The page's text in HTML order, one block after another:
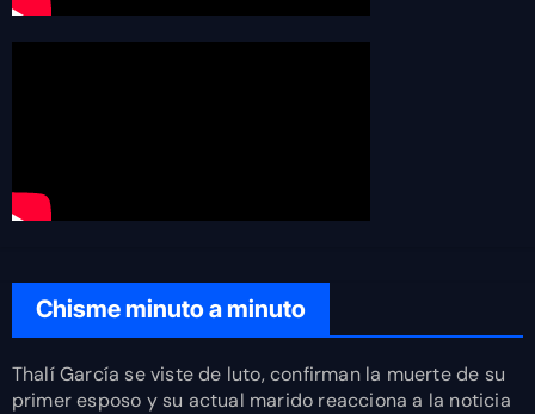
Chisme minuto a minuto
Thalí García se viste de luto, confirman la muerte de su
primer esposo y su actual marido reacciona a la noticia